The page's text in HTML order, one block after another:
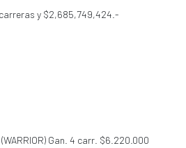
y $2,685,749,424.-
(WARRIOR) Gan. 4 carr. $6.220.000